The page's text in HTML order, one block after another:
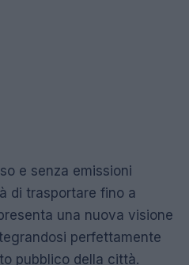
e senza emissioni
di trasportare fino a
una nuova visione
perfettamente
pubblico della città.